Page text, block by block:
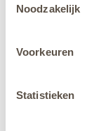
jehier.
Noodzakelijk
Voorkeuren
Statistieken